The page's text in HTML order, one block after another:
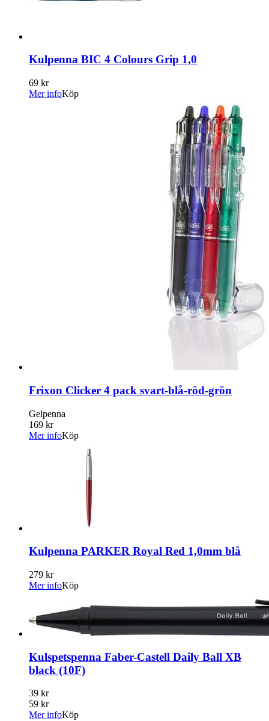
Kulpenna BIC 4 Colours Grip 1,0
69 kr
Mer infoKöp
Frixon Clicker 4 pack svart-blå-röd-grön
Gelpenna
169 kr
Mer infoKöp
Kulpenna PARKER Royal Red 1,0mm blå
279 kr
Mer infoKöp
Kulspetspenna Faber-Castell Daily Ball XB
black (10F)
39 kr
59 kr
Mer infoKöp